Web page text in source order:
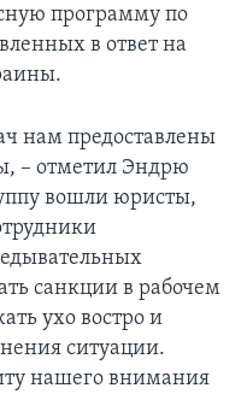
программу по
в ответ на
нам предоставлены
– отметил Эндрю
вошли юристы,
санкции в рабочем
ухо востро и
ситуации.
нашего внимания